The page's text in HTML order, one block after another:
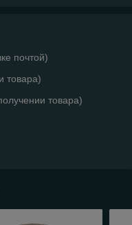
почтой)
товара)
товара)